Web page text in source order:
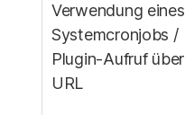
Verwendung eines
Systemcronjobs /
Plugin-Aufruf über
URL